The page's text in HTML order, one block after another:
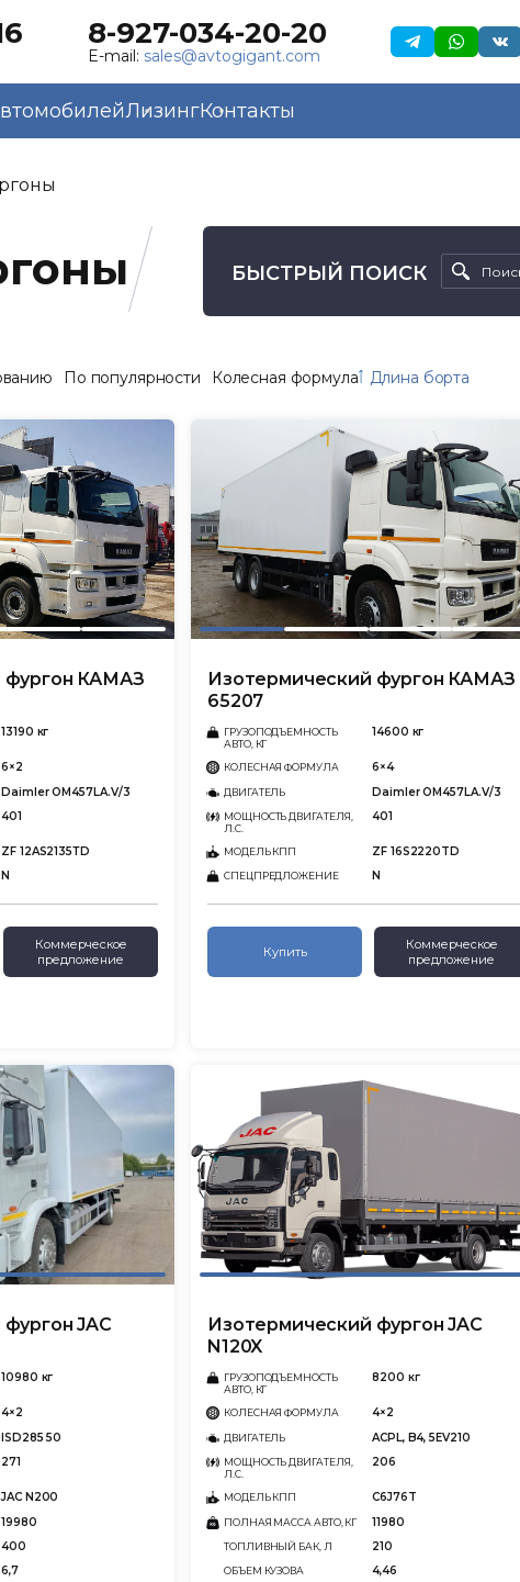
8-927-034-20-20
E-mail: sales@avtogigant.com
ЛизингКонтакты
БЫСТРЫЙ ПОИСК
По популярности Колесная формула Длина борта
фургон КАМАЗ
13190 кг
6×2
Daimler OM457LA.V/3
401
ZF 12AS2135ТD
N
Коммерческое
предложение
Изотермический фургон КАМАЗ
65207
ГРУЗОПОДЪЕМНОСТЬ
АВТО, КГ
14600 кг
КОЛЕСНАЯ ФОРМУЛА 6×4
ДВИГАТЕЛЬ Daimler OM457LA.V/3
МОЩНОСТЬ ДВИГАТЕЛЯ,
Л.С.
401
МОДЕЛЬ КПП ZF 16S2220TD
СПЕЦПРЕДЛОЖЕНИЕ N
Купить
Коммерческое
предложение
JAC
10980 кг
4×2
ISD285 50
271
JAC N200
19980
400
6,7
Изотермический фургон JAC
N120X
ГРУЗОПОДЪЕМНОСТЬ
АВТО, КГ
8200 кг
КОЛЕСНАЯ ФОРМУЛА 4×2
ДВИГАТЕЛЬ ACPL, B4, 5EV210
МОЩНОСТЬ ДВИГАТЕЛЯ,
Л.С.
206
МОДЕЛЬ КПП C6J76T
ПОЛНАЯ МАССА АВТО, КГ 11980
ТОПЛИВНЫЙ БАК, Л 210
ОБЪЕМ КУЗОВА 4,46